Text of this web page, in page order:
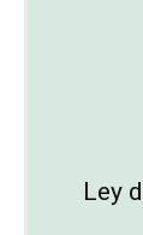
Ley